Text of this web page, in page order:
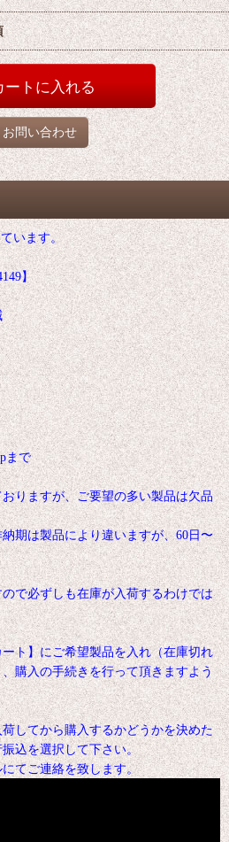
ートに入れる
お問い合わせ
います。
】
まで
りますが、ご要望の多い製品は欠品
期は製品により違いますが、60日〜
で必ずしも在庫が入荷するわけでは
ト】にご希望製品を入れ（在庫切れ
購入の手続きを行って頂きますよう
します。
してから購入するかどうかを決めた
込を選択して下さい。
てご連絡を致します。